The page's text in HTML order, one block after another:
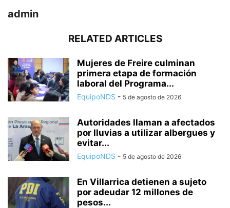
admin
RELATED ARTICLES
Mujeres de Freire culminan
primera etapa de formación
laboral del Programa...
EquipoNDS - 5 de agosto de 2026
Autoridades llaman a afectados
por lluvias a utilizar albergues y
evitar...
EquipoNDS - 5 de agosto de 2026
En Villarrica detienen a sujeto
por adeudar 12 millones de
pesos...